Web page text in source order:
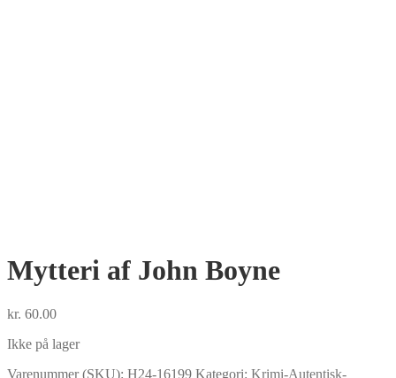
Mytteri af John Boyne
kr. 60.00
Ikke på lager
Varenummer (SKU): H24-16199 Kategori: Krimi-Autentisk-